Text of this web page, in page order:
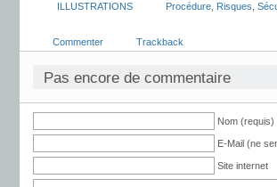
ILLUSTRATIONS Procédure Risques
Commenter Trackback
Pas encore de commentaire
Nom (requis)
E-Mail (ne
Site internet